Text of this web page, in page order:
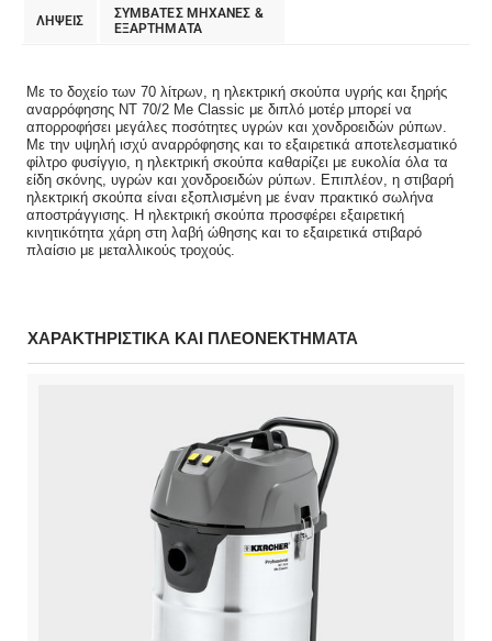
ΛΗΨΕΙΣ
ΣΥΜΒΑΤΕΣ ΜΗΧΑΝΕΣ &
ΕΞΑΡΤΗΜΑΤΑ
Με το δοχείο των 70 λίτρων, η ηλεκτρική σκούπα υγρής και ξηρής
αναρρόφησης NT 70/2 Me Classic με διπλό μοτέρ μπορεί να
απορροφήσει μεγάλες ποσότητες υγρών και χονδροειδών ρύπων.
Με την υψηλή ισχύ αναρρόφησης και το εξαιρετικά αποτελεσματικό
φίλτρο φυσίγγιο, η ηλεκτρική σκούπα καθαρίζει με ευκολία όλα τα
είδη σκόνης, υγρών και χονδροειδών ρύπων. Επιπλέον, η στιβαρή
ηλεκτρική σκούπα είναι εξοπλισμένη με έναν πρακτικό σωλήνα
αποστράγγισης. Η ηλεκτρική σκούπα προσφέρει εξαιρετική
κινητικότητα χάρη στη λαβή ώθησης και το εξαιρετικά στιβαρό
πλαίσιο με μεταλλικούς τροχούς.
ΧΑΡΑΚΤΗΡΙΣΤΙΚΑ ΚΑΙ ΠΛΕΟΝΕΚΤΗΜΑΤΑ